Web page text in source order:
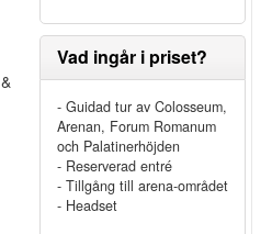
Vad ingår i priset?
- Guidad tur av Colosseum,
Arenan, Forum Romanum
och Palatinerhöjden
- Reserverad entré
- Tillgång till arena-området
- Headset